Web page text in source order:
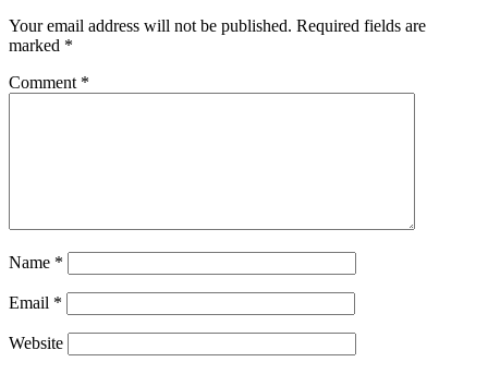
Your email address will not be published. Required fields are
marked *
Comment *
Name *
Email *
Website